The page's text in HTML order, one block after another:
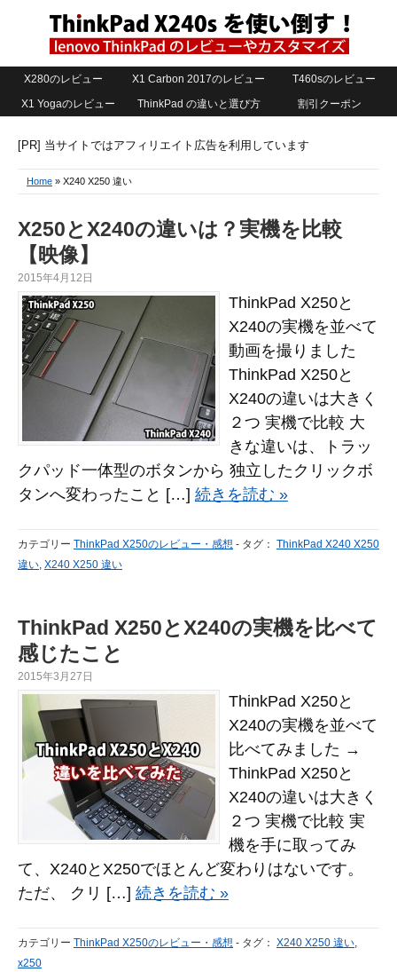
X280のレビュー X1 Carbon 2017のレビュー
T460sのレビュー
X1 Yogaのレビュー
ThinkPad の違いと選び方 割引クーポン
[PR] 当サイトではアフィリエイト広告を利用しています
Home » X240 X250 違い
X250とX240の違いは？実機を比較
【映像】
2015年4月12日
ThinkPad X250と
X240の実機を並べて
動画を撮りました
ThinkPad X250と
X240の違いは大きく
２つ 実機で比較 大
きな違いは、トラッ
クパッド一体型のボタンから 独立したクリックボ
タンへ変わったこと […] 続きを読む »
カテゴリー ThinkPad X250のレビュー・感想 - タグ： ThinkPad X240 X250
違い, X240 X250 違い
ThinkPad X250とX240の実機を比べて
感じたこと
2015年3月27日
ThinkPad X250と
X240の実機を並べて
比べてみました →
ThinkPad X250と
X240の違いは大きく
２つ 実機で比較 実
機を手に取ってみ
て、X240とX250でほとんど変わりはないです。
ただ、 クリ […] 続きを読む »
カテゴリー ThinkPad X250のレビュー・感想 - タグ： X240 X250 違い,
x250